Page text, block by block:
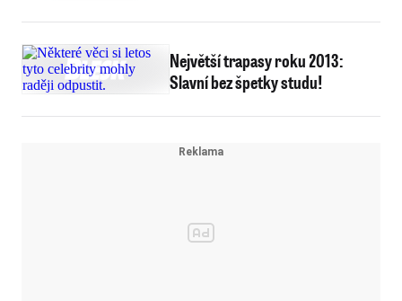
Největší trapasy roku 2013:
Slavní bez špetky studu!